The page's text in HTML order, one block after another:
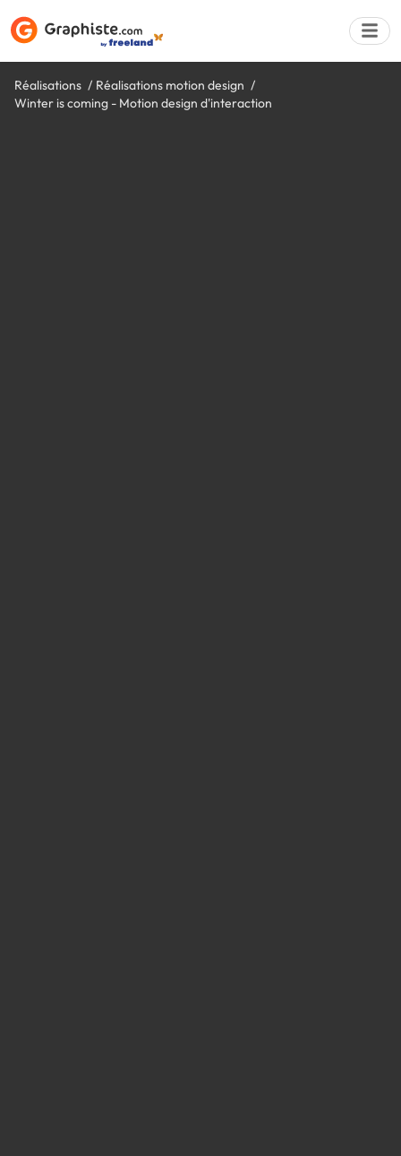
Réalisations
Réalisations motion design
Winter is coming - Motion design d'interaction